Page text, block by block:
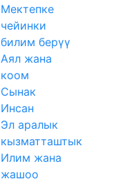
Мектепке
чейинки
билим берүү
Аял жана
коом
Сынак
Инсан
Эл аралык
кызматташтык
Илим жана
жашоо